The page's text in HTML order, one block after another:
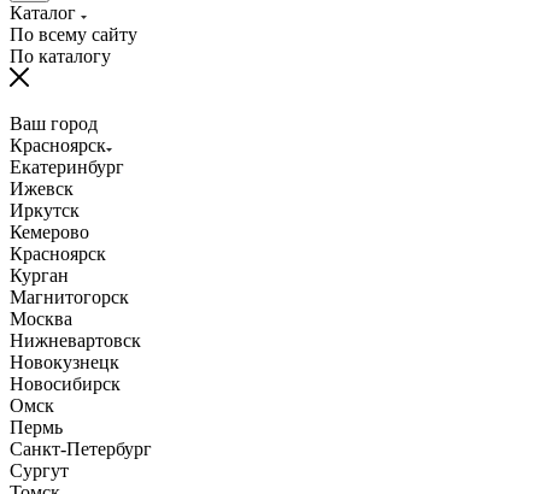
Каталог
По всему сайту
По каталогу
Ваш город
Красноярск
Екатеринбург
Ижевск
Иркутск
Кемерово
Красноярск
Курган
Магнитогорск
Москва
Нижневартовск
Новокузнецк
Новосибирск
Омск
Пермь
Санкт-Петербург
Сургут